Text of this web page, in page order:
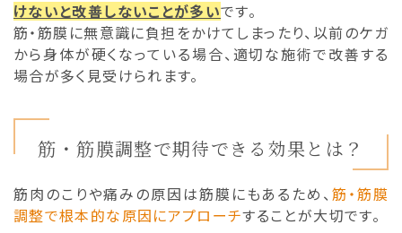
けないと改善しないことが多いです。
筋・筋膜に無意識に負担をかけてしまったり、以前のケガ
から身体が硬くなっている場合、適切な施術で改善する
場合が多く見受けられます。
筋・筋膜調整で期待できる効果とは？
筋肉のこりや痛みの原因は筋膜にもあるため、 筋・筋膜
調整で根本的な原因にアプローチすることが大切です。